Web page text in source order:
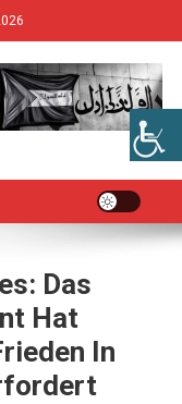
Das
Hat
In